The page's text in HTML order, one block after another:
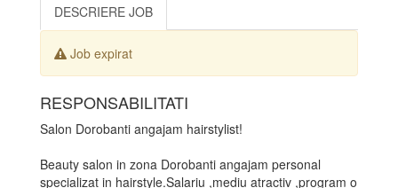
DESCRIERE JOB
Job expirat
RESPONSABILITATI
Salon Dorobanti angajam hairstylist!
Beauty salon in zona Dorobanti angajam personal
specializat in hairstyle.Salariu ,mediu atractiv ,program o